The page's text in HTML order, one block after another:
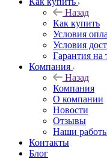
Назад
Как купить
Условия
Условия
Гарантия на
Компания
Назад
Компания
О компании
Новости
Отзывы
Наши
Контакты
Блог